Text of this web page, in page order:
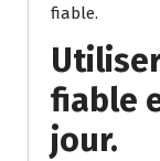
fiable.
fiable
jour.